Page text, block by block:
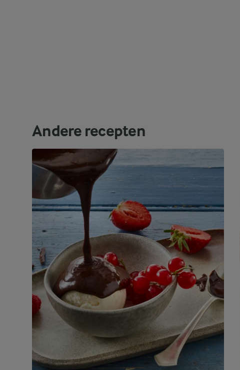
Andere recepten